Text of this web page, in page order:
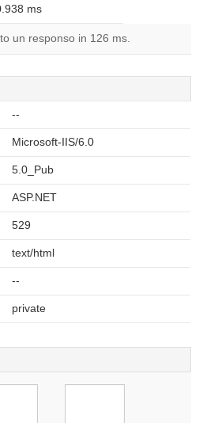
ms
un responso in 126 ms.
--
Microsoft-IIS/6.0
5.0_Pub
ASP.NET
529
text/html
--
private